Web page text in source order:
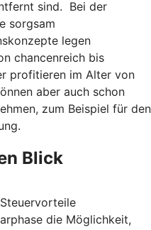
sind. Bei der
sorgsam
legen
chancenreich bis
profitieren im Alter von
aber auch schon
zum Beispiel für den
Blick
die Möglichkeit,